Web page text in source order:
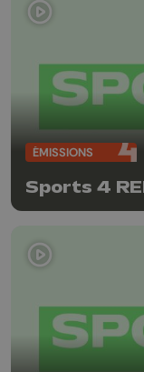
ÉMISSIONS
Sports 4